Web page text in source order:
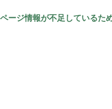
ページ情報が不足しているた